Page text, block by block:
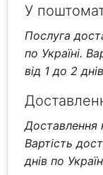
У
Послуга
по Україні.
від 1 до 2
Доставлення
Вартість
днів по